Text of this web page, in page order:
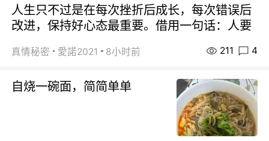
人生只不过是在每次挫折后成长，每次错误后
改进，保持好心态最重要。借用一句话：人要
真情秘密 愛諾2021 8小时前 211 4
自烧一碗面，简简单单